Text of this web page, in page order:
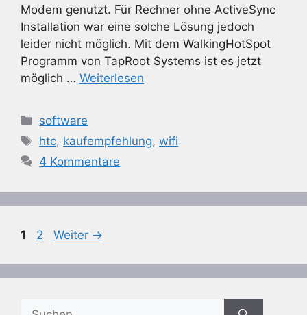
Modem genutzt. Für Rechner ohne ActiveSync
Installation war eine solche Lösung jedoch
leider nicht möglich. Mit dem WalkingHotSpot
Programm von TapRoot Systems ist es jetzt
möglich … Weiterlesen
Kategorien
software
Schlagwörter
htc, kaufempfehlung,wifi
4 Kommentare
Seite
1 Seite
2 Weiter →